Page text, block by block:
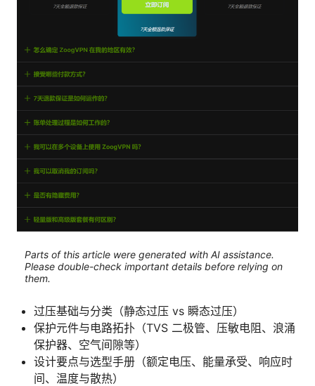
Parts of this article were generated with AI assistance.
Please double-check important details before relying on
them.
过压基础与分类（静态过压 vs 瞬态过压）
保护元件与电路拓扑（TVS 二极管、压敏电阻、浪涌
保护器、空气间隙等）
设计要点与选型手册（额定电压、能量承受、响应时
间、温度与散热）